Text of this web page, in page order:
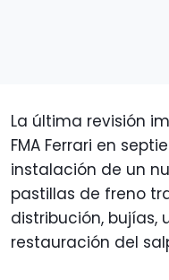
La última revisión
FMA Ferrari en
instalación de un
pastillas de freno
distribución, bujías,
restauración del